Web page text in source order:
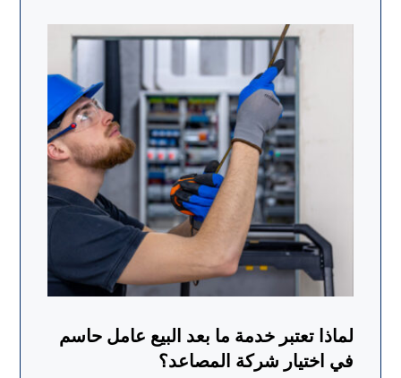
لماذا تعتبر خدمة ما بعد البيع عامل حاسم
في اختيار شركة المصاعد؟